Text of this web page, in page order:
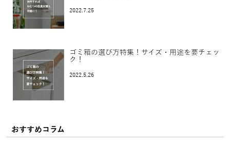
2022.7.25
ゴミ箱の選び方特集！サイズ・用途を要チェッ
ク！
2022.5.26
おすすめコラム